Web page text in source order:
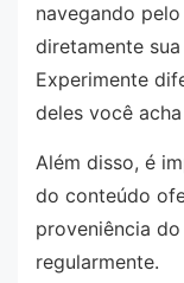
navegando
diretamente
Experimente
deles você
Além disso, é
do conteúdo
proveniência
regularmente.